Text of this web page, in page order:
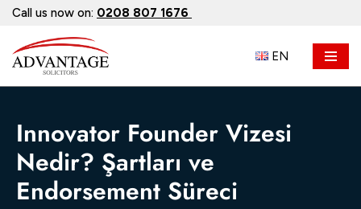
İçeriğe
geç
Call us now on: 0208 807 1676
EN
Innovator Founder Vizesi
Nedir? Şartları ve
Endorsement Süreci